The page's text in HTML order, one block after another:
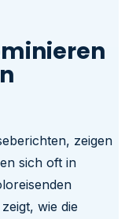
zeigen
sich oft in
wie die